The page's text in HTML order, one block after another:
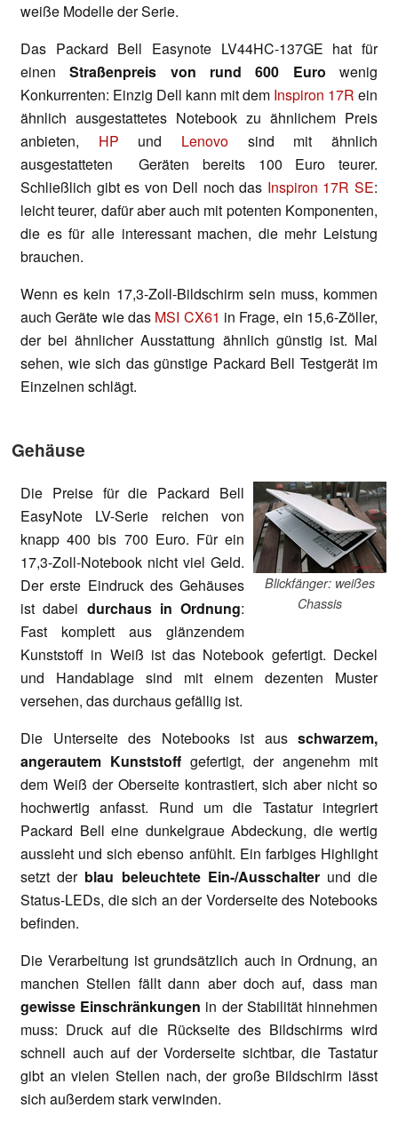
weiße Modelle der Serie.
Das Packard Bell Easynote LV44HC-137GE hat für
einenStraßenpreis von rund 600 Euro wenig
Konkurrenten: Einzig Dell kann mit dem Inspiron 17R ein
ähnlich ausgestattetes Notebook zu ähnlichem Preis
anbieten, HP und Lenovo sind mit ähnlich
ausgestatteten Geräten bereits 100 Euro teurer.
Schließlich gibt es von Dell noch das Inspiron 17R SE:
leicht teurer, dafür aber auch mit potenten Komponenten,
die es für alle interessant machen, die mehr Leistung
brauchen.
Wenn es kein 17,3-Zoll-Bildschirm sein muss, kommen
auch Geräte wie das MSI CX61 in Frage, ein 15,6-Zöller,
der bei ähnlicher Ausstattung ähnlich günstig ist. Mal
sehen, wie sich das günstige Packard Bell Testgerät im
Einzelnen schlägt.
Gehäuse
Blickfänger: weißes
Chassis
Die Preise für die Packard Bell
EasyNote LV-Serie reichen von
knapp 400 bis 700 Euro. Für ein
17,3-Zoll-Notebook nicht viel Geld.
Der erste Eindruck des Gehäuses
ist dabei durchaus in Ordnung:
Fast komplett aus glänzendem
Kunststoff in Weiß ist das Notebook gefertigt. Deckel
und Handablage sind mit einem dezenten Muster
versehen, das durchaus gefällig ist.
Die Unterseite des Notebooks ist aus schwarzem,
angerautem Kunststoff gefertigt, der angenehm mit
dem Weiß der Oberseite kontrastiert, sich aber nicht so
hochwertig anfasst. Rund um die Tastatur integriert
Packard Bell eine dunkelgraue Abdeckung, die wertig
aussieht und sich ebenso anfühlt. Ein farbiges Highlight
setzt der blau beleuchtete Ein-/Ausschalterund die
Status-LEDs, die sich an der Vorderseite des Notebooks
befinden.
Die Verarbeitung ist grundsätzlich auch in Ordnung, an
manchen Stellen fällt dann aber doch auf, dass man
gewisse Einschränkungen in der Stabilität hinnehmen
muss: Druck auf die Rückseite des Bildschirms wird
schnell auch auf der Vorderseite sichtbar, die Tastatur
gibt an vielen Stellen nach, der große Bildschirm lässt
sich außerdem stark verwinden.